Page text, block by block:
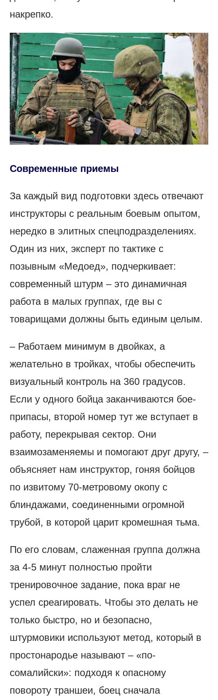
накрепко.
Современные приемы
За каждый вид подготовки здесь отвечают
инструкторы с реальным боевым опытом,
нередко в элитных спецподразделениях.
Один из них, эксперт по тактике с
позывным «Медоед», подчеркивает:
современный штурм – это динамичная
работа в малых группах, где вы с
товарищами должны быть единым целым.
– Работаем минимум в двойках, а
желательно в тройках, чтобы обеспечить
визуальный контроль на 360 градусов.
Если у одного бойца заканчиваются бое­
припасы, второй номер тут же вступает в
работу, перекрывая сектор. Они
взаимозаменяемы и помогают друг другу, –
объясняет нам инструктор, гоняя бойцов
по извитому 70-метровому окопу с
блиндажами, соединенными огромной
трубой, в которой царит кромешная тьма.
По его словам, слаженная группа должна
за 4-5 минут полностью пройти
тренировочное задание, пока враг не
успел среагировать. Чтобы это делать не
только быстро, но и безопасно,
штурмовики используют метод, который в
простонародье называют – «по-
сомалийски»: подходя к опасному
повороту траншеи, боец сначала